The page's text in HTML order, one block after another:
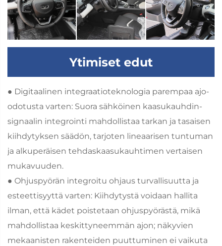
Ytimiset edut
● Digitaalinen integraatioteknologia parempaa ajo-
odotusta varten: Suora sähköinen kaasukauhdin-
signaalin integrointi mahdollistaa tarkan ja tasaisen
kiihdytyksen säädön, tarjoten lineaarisen tuntuman
ja alkuperäisen tehdaskaasukauhtimen vertaisen
mukavuuden.
● Ohjuspyörän integroitu ohjaus turvallisuutta ja
esteettisyyttä varten: Kiihdytystä voidaan hallita
ilman, että kädet poistetaan ohjuspyörästä, mikä
mahdollistaa keskittyneemmän ajon; näkyvien
mekaanisten rakenteiden puuttuminen ei vaikuta